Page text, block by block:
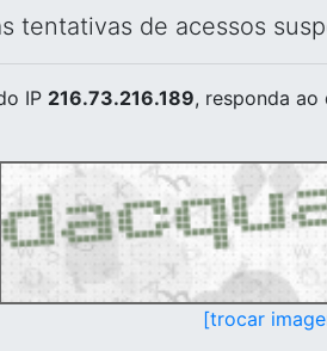
tentativas de acessos
IP 216.73.216.189, responda ao
[trocar